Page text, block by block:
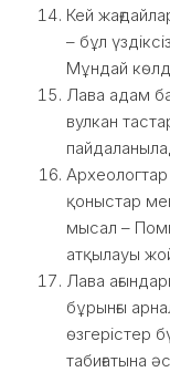
Кей
– бұл
Мұндай
Лава адам
вулкан
қоныстар
мысал –
атқылауы
Лава
бұрынғы
өзгерістер
табиғатына